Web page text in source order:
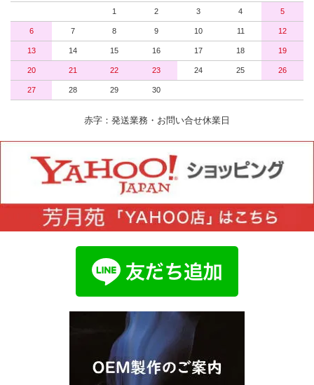
1 2 3 4 5
6 7 8 9 10 11 12
13 14 15 16 17 18 19
20 21 22 23 24 25 26
27 28 29 30
赤字：発送業務・お問い合せ休業日